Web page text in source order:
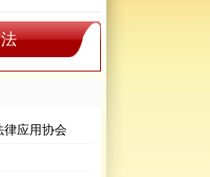
律应用协会
举行